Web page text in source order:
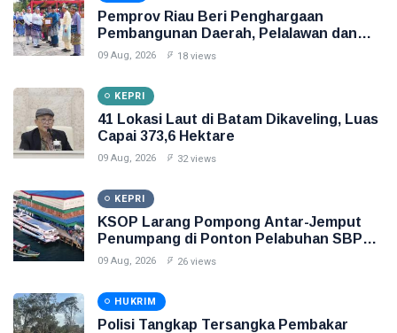
Pemprov Riau Beri Penghargaan
Pembangunan Daerah, Pelalawan dan
Dumai Terbaik
09 Aug, 2026 18 views
KEPRI
41 Lokasi Laut di Batam Dikaveling, Luas
Capai 373,6 Hektare
09 Aug, 2026 32 views
KEPRI
KSOP Larang Pompong Antar-Jemput
Penumpang di Ponton Pelabuhan SBP
Tanjungpinang
09 Aug, 2026 26 views
HUKRIM
Polisi Tangkap Tersangka Pembakar